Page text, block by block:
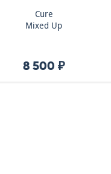
Cure
Mixed Up
8 500 ₽